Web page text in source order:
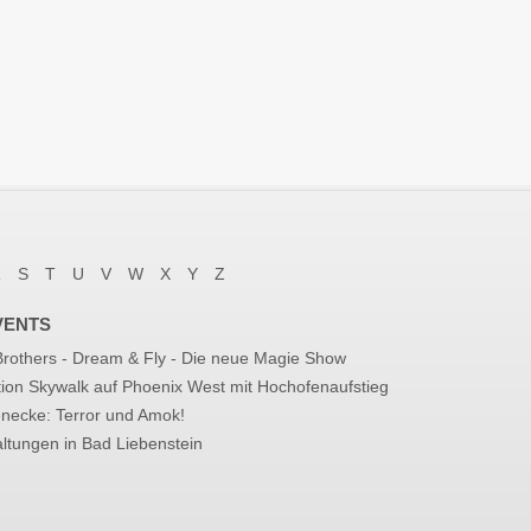
S T U V W X Y Z
- Dream & Fly - Die neue Magie Show
Skywalk auf Phoenix West mit Hochofenaufstieg
Terror und Amok!
in Bad Liebenstein